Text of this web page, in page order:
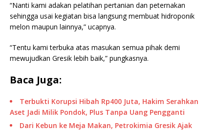
“Nanti kami adakan pelatihan pertanian dan peternakan
sehingga usai kegiatan bisa langsung membuat hidroponik
melon maupun lainnya,” ucapnya.
“Tentu kami terbuka atas masukan semua pihak demi
mewujudkan Gresik lebih baik,” pungkasnya.
Baca Juga:
Terbukti Korupsi Hibah Rp400 Juta, Hakim Serahkan
Aset Jadi Milik Pondok, Plus Tanpa Uang Pengganti
Dari Kebun ke Meja Makan, Petrokimia Gresik Ajak